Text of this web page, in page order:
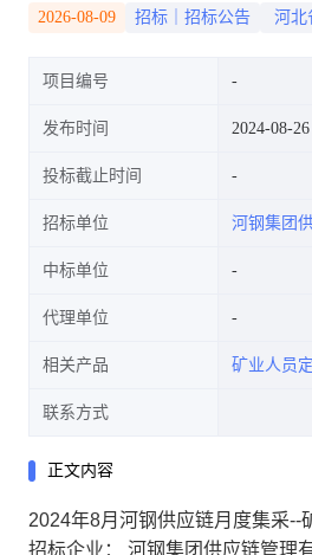
2026-08-09 招标｜招标公告 河北
项目编号
发布时间 2024-08-
投标截止时间
招标单位 河钢集团
中标单位
代理单位
相关产品 矿业人员
联系方式
正文内容
2024年8月河钢供应链月度集采--
招标企业： 河钢集团供应链管理